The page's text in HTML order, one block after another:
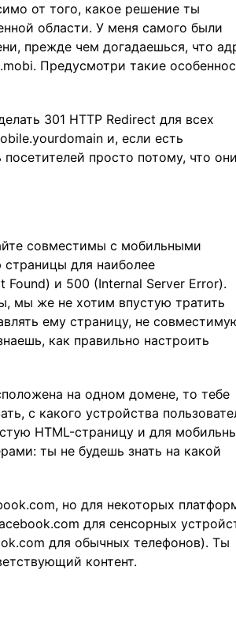
от того, какое решение ты
области. У меня самого были
прежде чем догадаешься, что
Предусмотри такие
301 HTTP Redirect для всех
и, если есть
просто потому, что они
совместимы с мобильными
для наиболее
и 500 (Internal Server Error).
мы же не хотим впустую тратить
ему страницу, не
как правильно настроить
на одном домене, то тебе
с какого устройства
HTML-страницу и для
ты не будешь знать на какой
но для некоторых
для сенсорных
для обычных телефонов). Ты
контент.